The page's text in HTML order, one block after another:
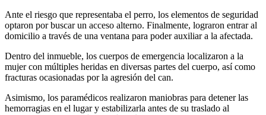
Ante el riesgo que representaba el perro, los elementos de seguridad
optaron por buscar un acceso alterno. Finalmente, lograron entrar al
domicilio a través de una ventana para poder auxiliar a la afectada.
Dentro del inmueble, los cuerpos de emergencia localizaron a la
mujer con múltiples heridas en diversas partes del cuerpo, así como
fracturas ocasionadas por la agresión del can.
Asimismo, los paramédicos realizaron maniobras para detener las
hemorragias en el lugar y estabilizarla antes de su traslado al